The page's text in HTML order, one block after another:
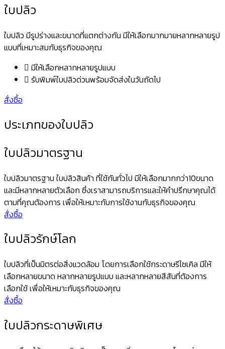
ใบปลิว
ใบปลิว มีรูปร่างและขนาดที่แตกต่างกัน มีให้เลือกมากมายหลากหลายรูป
แบบที่เหมาะสมกับธุรกิจของคุณ
มีให้เลือกหลากหลายรูปแบบ
รับพิมพ์ใบปลิวด่วนพร้อมจัดส่งในวันถัดไป
สั่งซื้อ
ประเภทของใบปลิว
ใบปลิวมาตรฐาน
ใบปลิวมาตรฐาน ใบปลิวสินค้า ที่ใช้กันทั่วไป มีให้เลือกมากกว่า10ขนาด
และมีหลากหลายตัวเลือก ซึ่งเราสามารถบริการและให้คำปรึกษาคุณได้
ตามที่คุณต้องการ เพื่อให้เหมาะกับการใช้งานกับธุรกิจของคุณ
สั่งซื้อ
ใบปลิวรักษ์โลก
ใบปลิวที่เป็นมิตรต่อสิ่งแวดล้อม โดยการเลือกใช้กระดาษรีไซเคิล มีให้
เลือกหลายขนาด หลากหลายรูปแบบ และหลากหลายสีสันที่ต้องการ
เลือกใช้ เพื่อให้เหมาะกับธุรกิจของคุณ
สั่งซื้อ
ใบปลิวกระดาษพิเศษ